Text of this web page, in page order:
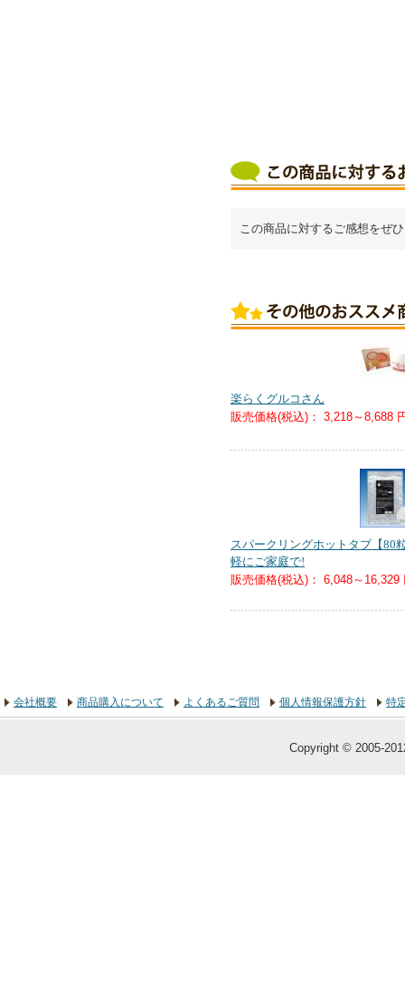
この商品に対するご感想をぜ
楽らくグルコさん
販売価格(税込)： 3,218～8,688
スパークリングホットタブ【
軽にご家庭で!
販売価格(税込)： 6,048～16,329
会社概要 商品購入について よくあるご質問 個人情報保護方針 特
Copyright © 2005-